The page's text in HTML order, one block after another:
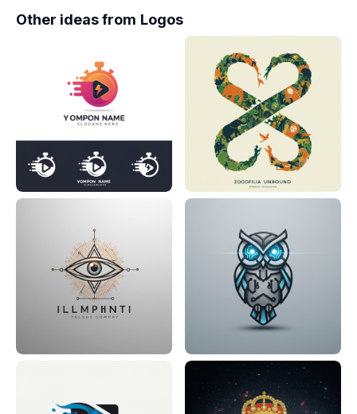
Other ideas from Logos